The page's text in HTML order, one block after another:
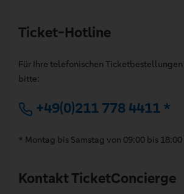
Ticket-Hotline
Für Ihre telefonischen
bitte:
+49(0)211 778 4411 *
* Montag bis Samstag von 09:00 bis 18:00
Kontakt TicketConcierge